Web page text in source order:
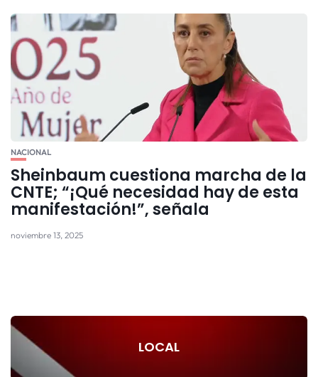
NACIONAL
Sheinbaum cuestiona marcha de la
CNTE; “¡Qué necesidad hay de esta
manifestación!”, señala
noviembre 13, 2025
LOCAL